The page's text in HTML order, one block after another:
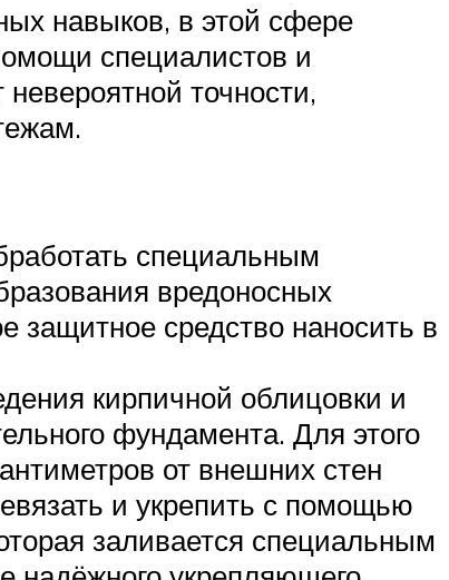
навыков, в этой сфере
специалистов и
точности,
специальным
вредоносных
защитное средство наносить в
кирпичной облицовки и
фундамента. Для этого
от внешних стен
и укрепить с помощью
заливается специальным